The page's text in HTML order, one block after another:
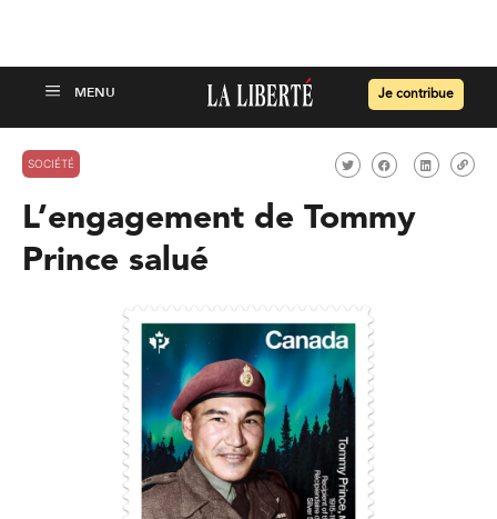
Je contribue
SOCIÉTÉ
L’engagement de Tommy
Prince salué